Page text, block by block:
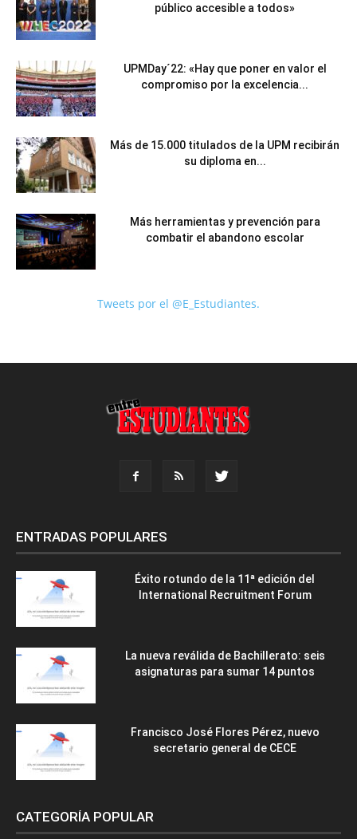
público accesible a todos»
UPMDay´22: «Hay que poner en valor el
compromiso por la excelencia...
Más de 15.000 titulados de la UPM recibirán
su diploma en...
Más herramientas y prevención para
combatir el abandono escolar
Tweets por el @E_Estudiantes.
ENTRADAS POPULARES
Éxito rotundo de la 11ª edición del
International Recruitment Forum
La nueva reválida de Bachillerato: seis
asignaturas para sumar 14 puntos
Francisco José Flores Pérez, nuevo
secretario general de CECE
CATEGORÍA POPULAR